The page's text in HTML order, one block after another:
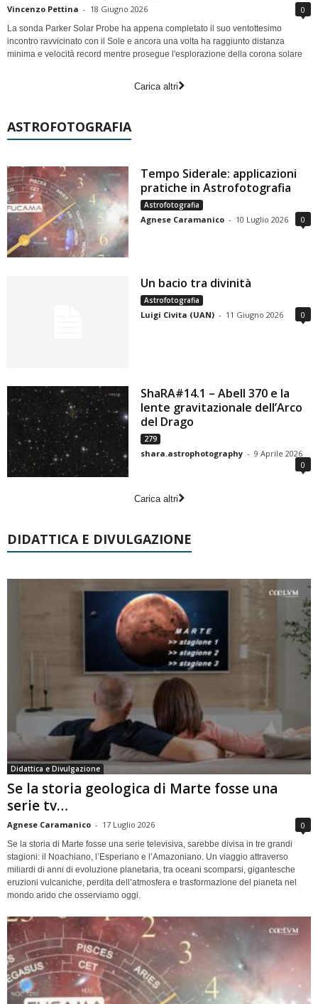
Vincenzo Pettina - 18 Giugno 2026 0
La sonda Parker Solar Probe ha appena completato il suo ventottesimo
incontro ravvicinato con il Sole e ancora una volta ha raggiunto distanza
minima e velocità record mentre prosegue l'esplorazione della corona solare
Carica altri
ASTROFOTOGRAFIA
Tempo Siderale: applicazioni
pratiche in Astrofotografia
Astrofotografia
Agnese Caramanico - 10 Luglio 2026 0
Un bacio tra divinità
Astrofotografia
Luigi Civita (UAN) - 11 Giugno 2026 0
ShaRA#14.1 – Abell 370 e la
lente gravitazionale dell’Arco
del Drago
279
shara.astrophotography - 9 Aprile 2026
0
Carica altri
DIDATTICA E DIVULGAZIONE
Didattica e Divulgazione
Se la storia geologica di Marte fosse una
serie tv…
Agnese Caramanico - 17 Luglio 2026 0
Se la storia di Marte fosse una serie televisiva, sarebbe divisa in tre grandi
stagioni: il Noachiano, l’Esperiano e l’Amazoniano. Un viaggio attraverso
miliardi di anni di evoluzione planetaria, tra oceani scomparsi, gigantesche
eruzioni vulcaniche, perdita dell’atmosfera e trasformazione del pianeta nel
mondo arido che osserviamo oggi.